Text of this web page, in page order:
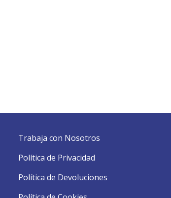
Trabaja con Nosotros
Política de Privacidad
Política de Devoluciones